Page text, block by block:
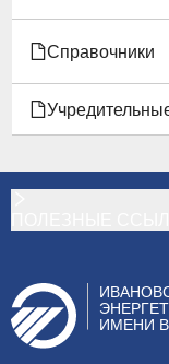
Справочники
ИМЕНИ